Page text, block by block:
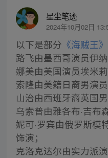
星尘笔迹
2024年10月02日
以下是部分 《海贼王》
路飞由墨西哥演员伊纳
娜美由美国演员埃米莉
索隆由美籍日裔男演
山治由西班牙裔英国
乌索普由雅各布·吉布
妮可·罗宾由俄罗斯模
饰演；
克洛克达尔由实力派演